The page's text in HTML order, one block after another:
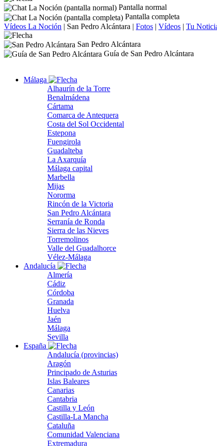
Pantalla normal
Pantalla completa
Vídeos La Noción | San Pedro Alcántara | Fotos | Vídeos | Tu
San Pedro Alcántara
Guía de San Pedro Alcántara
Málaga
Alhaurín de la Torre
Benalmádena
Cártama
Comarca de Antequera
Costa del Sol Occidental
Estepona
Fuengirola
Guadalteba
La Axarquía
Málaga capital
Marbella
Mijas
Nororma
Rincón de la Victoria
San Pedro Alcántara
Serranía de Ronda
Sierra de las Nieves
Torremolinos
Valle del Guadalhorce
Vélez-Málaga
Andalucía
Almería
Cádiz
Córdoba
Granada
Huelva
Jaén
Málaga
Sevilla
España
Andalucía (provincias)
Aragón
Principado de Asturias
Islas Baleares
Canarias
Cantabria
Castilla y León
Castilla-La Mancha
Cataluña
Comunidad Valenciana
Extremadura